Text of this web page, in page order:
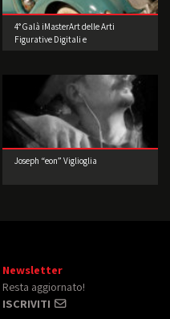
4° Galà iMasterArt delle Arti
Figurative Digitali e
Joseph “eon” Viglioglia
Newsletter
Resta aggiornato!
ISCRIVITI